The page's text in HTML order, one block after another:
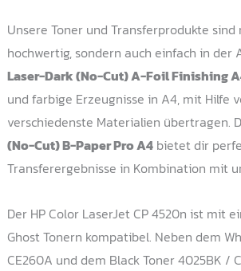
Unsere Toner und Transferprodukte sind
hochwertig, sondern auch einfach in der
Laser-Dark (No-Cut) A-Foil Finishing
und farbige Erzeugnisse in A4, mit Hilfe
verschiedenste Materialien übertragen.
(No-Cut) B-Paper Pro A4bietet dir
Transferergebnisse in Kombination mit
Der HP Color LaserJet CP 4520n ist mit
Ghost Tonern kompatibel. Neben dem
CE260A und dem Black Toner 4025BK /